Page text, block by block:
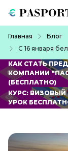
Главная
Блог
С 16 января
КАК СТАТЬ
КОМПАНИИ
(БЕСПЛАТНО)
КУРС: ВИЗОВЫЙ
УРОК